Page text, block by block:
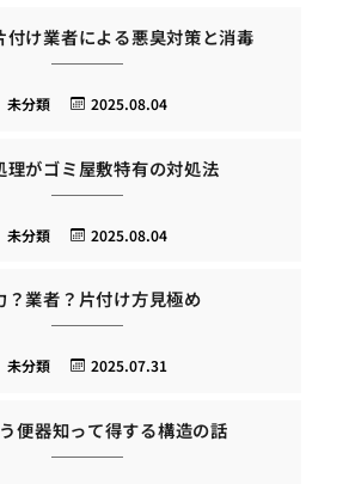
付け業者による悪臭対策と消毒
2025.08.04
未分類
理がゴミ屋敷特有の対処法
2025.08.04
未分類
？業者？片付け方見極め
2025.07.31
未分類
便器知って得する構造の話